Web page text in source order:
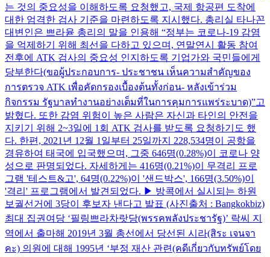
는 것의 중요성을 이해하도록 요청했고, 국제 항공편 도착에
대한 엄격한 검사 기준을 마련하도록 지시했다. 총리실 타나꼰
대변인은 쁘라윧 총리의 말을 인용해 “정부는 코로나-19 감염
을 억제하기 위해 최선을 다하고 있으며, 연말연시 활동 참여
전후에 ATK 검사의 중요성 인지하도록 기업가와 국민들에게
당부한다(ขอผู้ประกอบการ- ประชาชน เห็นความสำคัญของ
การตรวจ ATK เพื่อคัดกรองเบื้องต้นทั้งก่อน- หลังเข้าร่วม
กิจกรรม รัฐบาลทำงานอย่างเต็มที่ในการคุมการแพร่ระบาด)”고
밝혔다. 또한 감염 위험이 높은 사람은 자신과 타인의 안전을
지키기 위해 2~3일에 1회 ATK 검사를 받도록 요청하기도 했
다. 한편, 2021년 12월 1일부터 25일까지 228,534명이 공항을
경유하여 태국에 입국했으며, 그중 646명(0.28%)이 코로나 양
성으로 판명되었다. 자세하게는 416명(0.21%)이 무격리 프로
그램 '테스트&고', 64명(0.22%)이 '샌드박스', 166명(3.50%)이
'격리' 프로그램에서 발견되었다. ▶ 방콕에서 실시되는 하원
보궐선거에 3당이 후보자 낸다고 발표 (사진출처 : Bangkokbiz)
최대 집권여당 ‘필링쁘라차랏당(พรรคพลังประชารัฐ)’ 락씨 지
역에서 출마해 2019년 3월 총선에서 당선된 시라(สิระ เจนจา
คะ) 의원에 대해 1995년 ‘부정 재산 관련(คดีเกี่ยวกับทรัพย์โดย